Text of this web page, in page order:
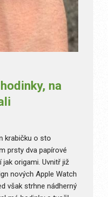
na
krabičku o sto
prsty dva papírové
origami. Uvnitř již
nových Apple Watch
však strhne nádherný